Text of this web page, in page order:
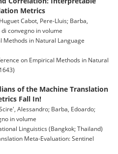
Metrics
Cabot, Pere-Lluis; Barba,
convegno in volume
Methods in Natural Language
on Empirical Methods in Natural
of the Machine Translation
Fall In!
Alessandro; Barba, Edoardo;
in volume
Linguistics (Bangkok; Thailand)
Meta-Evaluation: Sentinel